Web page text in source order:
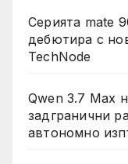
Серията mate
дебютира с
TechNode
Qwen 3.7 Max
задгранични
автономно